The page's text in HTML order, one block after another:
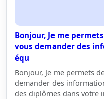
Bonjour, Je me
vous demander des
équ
Bonjour, Je me permets
demander des
des diplômes dans votre